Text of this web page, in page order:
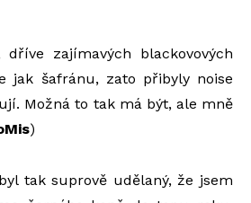
zajímavých blackovových
jak šafránu, zato přibyly noise
Možná to tak má být, ale mně
)
tak suprově udělaný, že jsem